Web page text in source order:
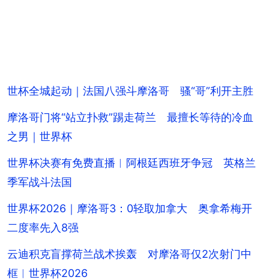
世杯全城起动｜法国八强斗摩洛哥 骚“哥”利开主胜
摩洛哥门将“站立扑救”踢走荷兰 最擅长等待的冷血
之男｜世界杯
世界杯决赛有免费直播︱阿根廷西班牙争冠 英格兰
季军战斗法国
世界杯2026｜摩洛哥3：0轻取加拿大 奥拿希梅开
二度率先入8强
云迪积克盲撑荷兰战术挨轰 对摩洛哥仅2次射门中
框︱世界杯2026